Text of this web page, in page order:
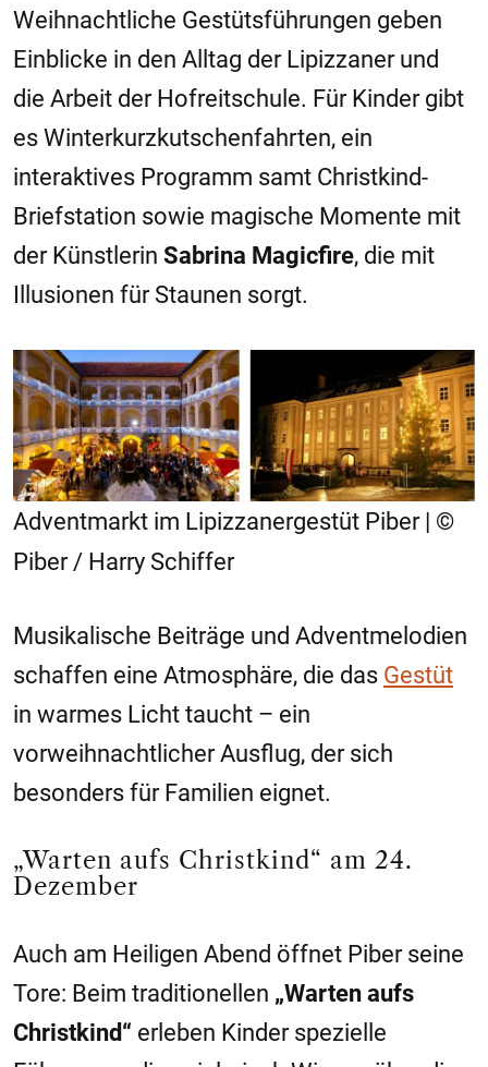
Weihnachtliche Gestütsführungen geben
Einblicke in den Alltag der Lipizzaner und
die Arbeit der Hofreitschule. Für Kinder gibt
es Winterkurzkutschenfahrten, ein
interaktives Programm samt Christkind-
Briefstation sowie magische Momente mit
der Künstlerin Sabrina Magicfire, die mit
Illusionen für Staunen sorgt.
Adventmarkt im Lipizzanergestüt Piber | ©
Piber / Harry Schiffer
Musikalische Beiträge und Adventmelodien
schaffen eine Atmosphäre, die das Gestüt
in warmes Licht taucht – ein
vorweihnachtlicher Ausflug, der sich
besonders für Familien eignet.
„Warten aufs Christkind“ am 24.
Dezember
Auch am Heiligen Abend öffnet Piber seine
Tore: Beim traditionellen „Warten aufs
Christkind“ erleben Kinder spezielle